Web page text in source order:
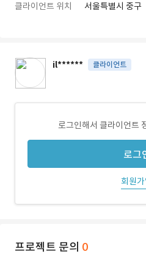
클라이언트 위치 서울특별시 중구
il****** 클라이언트
로그인해서 클라이언트
로그
회원가
프로젝트 문의 0